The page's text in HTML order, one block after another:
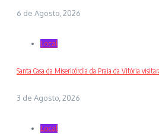
6 de Agosto, 2026
Local
Santa Casa da Misericórdia da Praia da Vitória
3 de Agosto, 2026
Local